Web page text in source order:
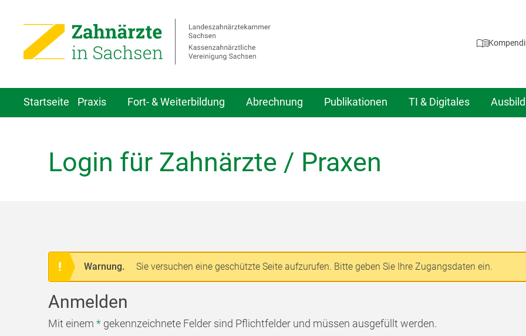
Startseite Praxis Fort- & Weiterbildung Abrechnung Publikationen TI & Digitales
Login für Zahnärzte / Praxen
Warnung. Sie versuchen eine geschützte Seite aufzurufen. Bitte geben Sie Ihre Zugangsdaten ein.
Anmelden
Mit einem * gekennzeichnete Felder sind Pflichtfelder und müssen ausgefüllt werden.